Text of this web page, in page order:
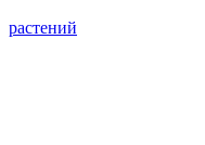
растений